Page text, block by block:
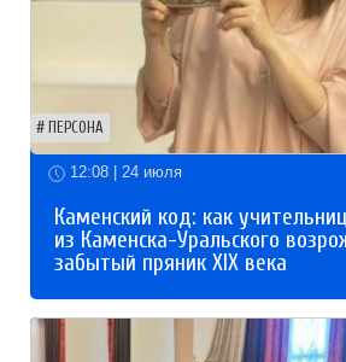
ПЕРСОНА
12:08 | 24 июля
Каменский код: как
из Каменска-Уральского
забытый пряник XIX века